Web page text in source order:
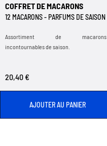
COFFRET DE MACARONS
12 MACARONS - PARFUMS DE SAISON
Assortiment de macarons
incontournables de saison.
20,40 €
AJOUTER AU PANIER